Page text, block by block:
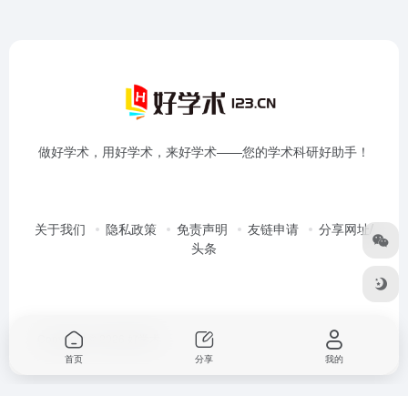
做好学术，用好学术，来好学术——您的学术科研好助手！
关于我们 隐私政策 免责声明 友链申请
分享网址/
头条
Copyright © 2026
首页 分享 我的